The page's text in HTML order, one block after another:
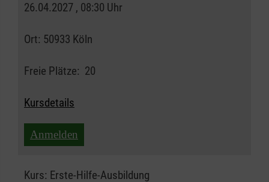
26.04.2027 , 08:30 Uhr
Ort: 50933 Köln
Freie Plätze: 20
Kursdetails
Anmelden
Kurs: Erste-Hilfe-Ausbildung